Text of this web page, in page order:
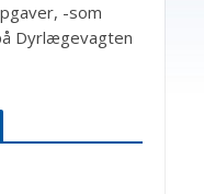
-som
Dyrlægevagten